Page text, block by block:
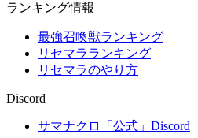
ランキング情報
最強召喚獣ランキング
リセマラランキング
リセマラのやり方
Discord
サマナクロ「公式」Discord